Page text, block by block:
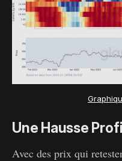
Une Hausse
Avec des prix qui